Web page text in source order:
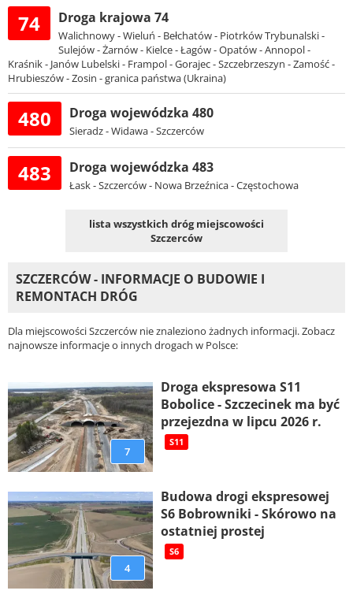
74 Droga krajowa 74
Walichnowy - Wieluń - Bełchatów - Piotrków Trybunalski -
Sulejów - Żarnów - Kielce - Łagów - Opatów - Annopol -
Kraśnik - Janów Lubelski - Frampol - Gorajec - Szczebrzeszyn - Zamość -
Hrubieszów - Zosin - granica państwa (Ukraina)
480 Droga wojewódzka 480
Sieradz - Widawa - Szczerców
483 Droga wojewódzka 483
Łask - Szczerców - Nowa Brzeźnica - Częstochowa
lista wszystkich dróg miejscowości
Szczerców
SZCZERCÓW - INFORMACJE O BUDOWIE I
REMONTACH DRÓG
Dla miejscowości Szczerców nie znaleziono żadnych informacji. Zobacz
najnowsze informacje o innych drogach w Polsce:
7
Droga ekspresowa S11
Bobolice - Szczecinek ma być
przejezdna w lipcu 2026 r.
S11
4
Budowa drogi ekspresowej
S6 Bobrowniki - Skórowo na
ostatniej prostej
S6